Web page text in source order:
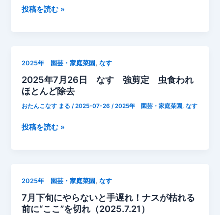
ガ
い
2
号
長
後
と
の
比
2025
日
な
す
成
記
投稿を読む »
2025年 園芸・家庭菜園,なす
2025年7月26日 なす 強剪定 虫食われ
ほとんど除去
おたんこなす まる/2025-07-26/2025年 園芸・家庭菜園,なす
2025
日
な
す
投稿を読む »
2025年 園芸・家庭菜園,なす
7月下旬にやらないと手遅れ！ナスが枯れる
前に“ここ”を切れ（2025.7.21）